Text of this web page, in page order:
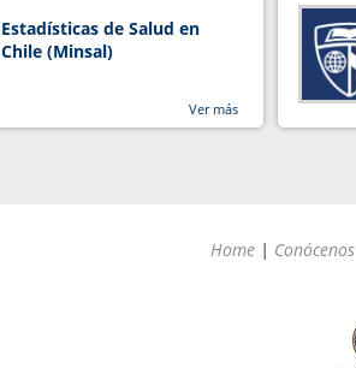
Estadísticas de Salud en
Chile (Minsal)
Ver más
Home | Conócenos